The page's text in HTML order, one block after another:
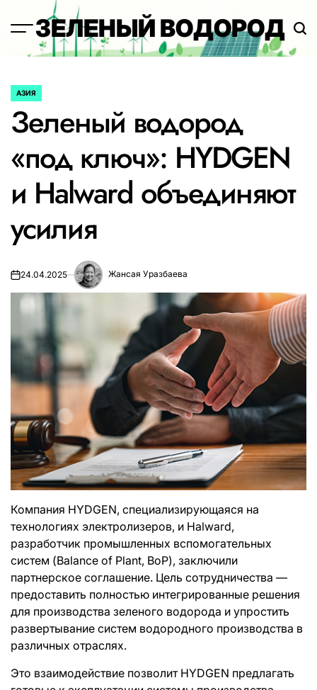
содержимому
ЗЕЛЕНЫЙ ВОДОРОД
ОПУБЛИКОВАНО
АЗИЯ
Зеленый водород
«под ключ»: HYDGEN
и Halward объединяют
усилия
24.04.2025 Жансая Уразбаева
Компания HYDGEN, специализирующаяся на
технологиях электролизеров, и Halward,
разработчик промышленных вспомогательных
систем (Balance of Plant, BoP), заключили
партнерское соглашение. Цель сотрудничества —
предоставить полностью интегрированные решения
для производства зеленого водорода и упростить
развертывание систем водородного производства в
различных отраслях.
Это взаимодействие позволит HYDGEN предлагать